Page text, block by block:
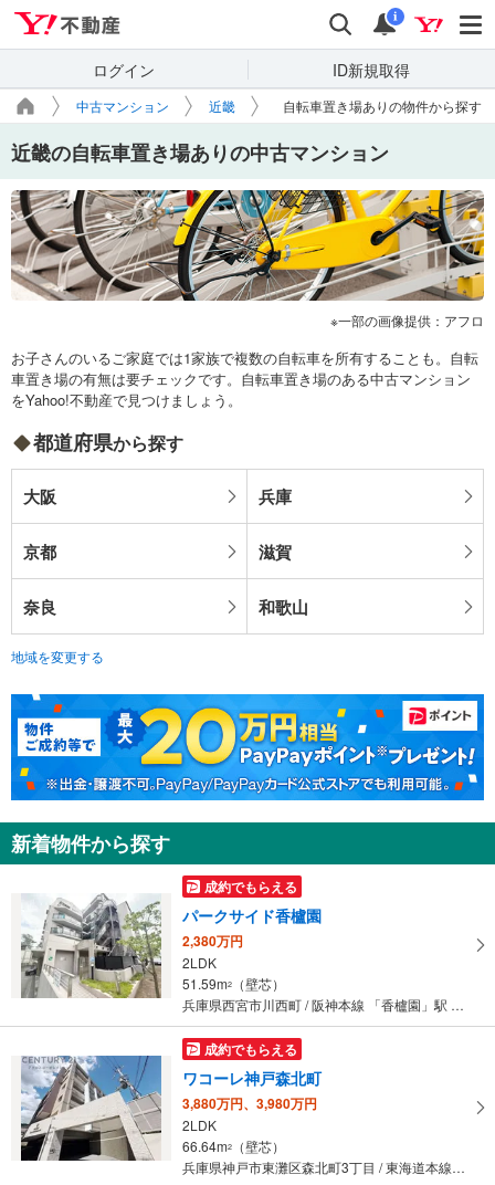
検索 通知
i
ログイン ID新規取得
中古マンション 近畿 自転車置き場ありの物件から探す
近畿の自転車置き場ありの中古マンション
一部の画像提供：アフロ
お子さんのいるご家庭では1家族で複数の自転車を所有することも。自転
車置き場の有無は要チェックです。自転車置き場のある中古マンション
をYahoo!不動産で見つけましょう。
都道府県から探す
大阪 兵庫
京都 滋賀
奈良 和歌山
地域を変更する
新着物件から探す
成約でもらえる
パークサイド香櫨園
2,380万円
2LDK
51.59m2
（壁芯）
兵庫県西宮市川西町 / 阪神本線 「香櫨園」駅 徒歩6分
成約でもらえる
ワコーレ神戸森北町
3,880万円、3,980万円
2LDK
66.64m2
（壁芯）
兵庫県神戸市東灘区森北町3丁目 / 東海道本線（JR西日本） 「甲南山手」駅 徒歩7分